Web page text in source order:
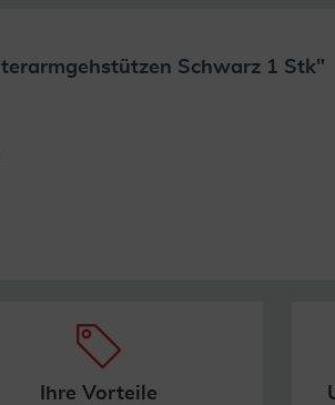
Schwarz 1 Stk"
Weiterlesen
Ihre Vorteile